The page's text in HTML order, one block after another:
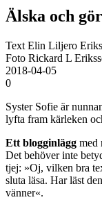
Älska och
Text Elin Liljero
Foto Rickard L
2018-04-05
0
Syster Sofie är
lyfta fram kärleken
Ett blogginlägg med
Det behöver inte
tjej: »Oj, vilken bra
sluta läsa. Har läst
vänner«.